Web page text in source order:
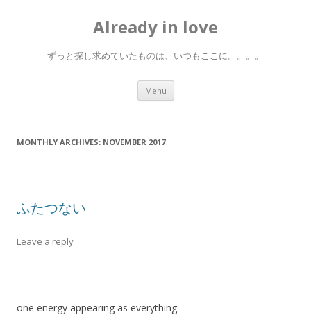
Already in love
ずっと探し求めていたものは、いつもここに。。。。
Menu Skip
content
MONTHLY ARCHIVES: NOVEMBER 2017
ふたつない
Leave a reply
one energy appearing as everything.